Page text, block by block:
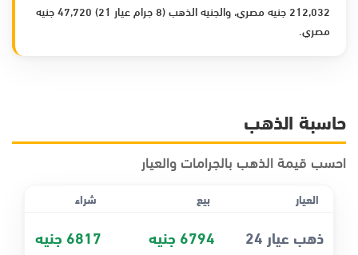
212,032 جنيه مصري، والجنيه الذهب (8 جرام عيار 21) 47,720 جنيه
مصري.
حاسبة الذهب
احسب قيمة الذهب بالجرامات والعيار
العيار بيع شراء
ذهب عيار 24 6794 جنيه 6817 جنيه